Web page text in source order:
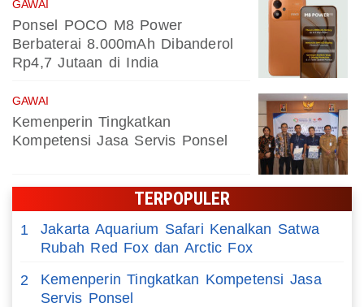
GAWAI
Ponsel POCO M8 Power
Berbaterai 8.000mAh Dibanderol
Rp4,7 Jutaan di India
GAWAI
Kemenperin Tingkatkan
Kompetensi Jasa Servis Ponsel
TERPOPULER
1
Jakarta Aquarium Safari Kenalkan Satwa
Rubah Red Fox dan Arctic Fox
2
Kemenperin Tingkatkan Kompetensi Jasa
Servis Ponsel